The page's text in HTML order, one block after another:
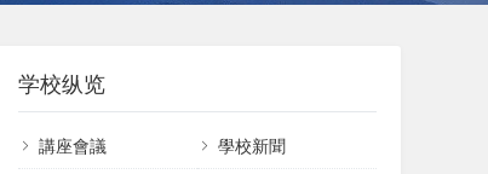
学校纵览
講座會議 學校新聞